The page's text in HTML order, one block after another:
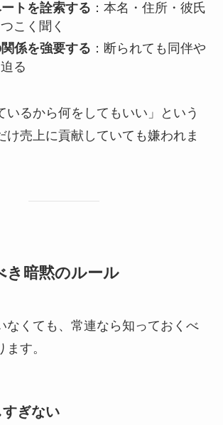
トを詮索する ：本名・住所・彼氏
こく聞く
係を強要する ：断られても同伴や
る
いるから何をしてもいい」という
け売上に貢献していても嫌われま
き暗黙のルール
なくても、常連なら知っておくべ
す。
ぎない